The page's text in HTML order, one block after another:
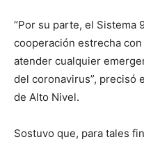
“Por su parte, el Sistema
cooperación estrecha
atender cualquier
del coronavirus”, precisó
de Alto Nivel.
Sostuvo que, para tales